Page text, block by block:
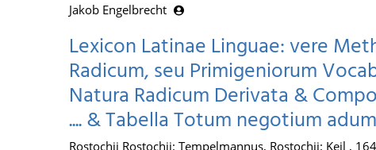
Jakob Engelbrecht
Lexicon Latinae Linguae: vere
Radicum, seu Primigeniorum
Natura Radicum Derivata &
.... & Tabella Totum negotium
Rostochii Rostochii: Tempelmannus, Rostochii: Keil ,